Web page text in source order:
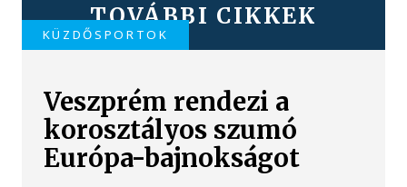
TOVÁBBI CIKKEK
KÜZDŐSPORTOK
Veszprém rendezi a
korosztályos szumó
Európa-bajnokságot